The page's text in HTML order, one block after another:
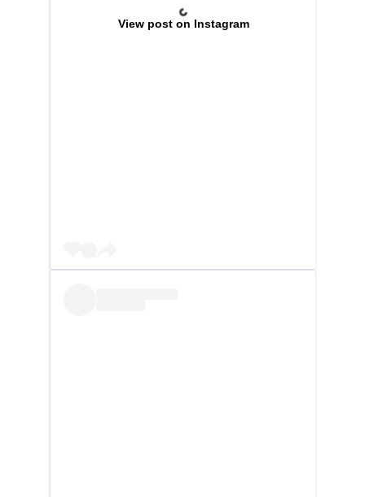
View post on Instagram